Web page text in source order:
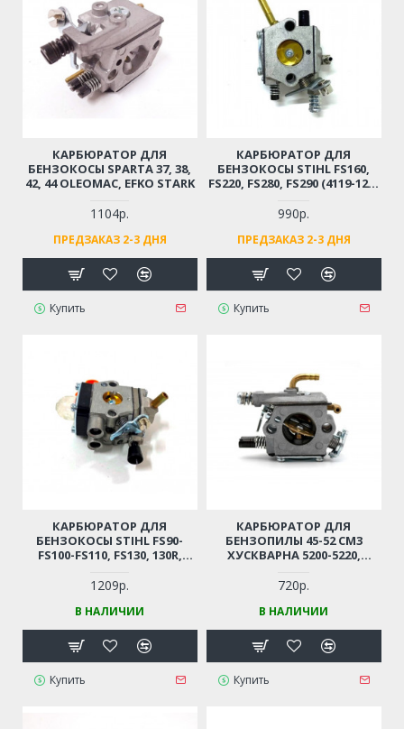
КАРБЮРАТОР ДЛЯ
БЕНЗОКОСЫ SPARTA 37, 38,
42, 44 OLEOMAC, EFKO STARK
1104р.
ПРЕДЗАКАЗ 2-3 ДНЯ
Купить
КАРБЮРАТОР ДЛЯ
БЕНЗОКОСЫ STIHL FS160,
FS220, FS280, FS290 (4119-120-
990р.
ПРЕДЗАКАЗ 2-3 ДНЯ
Купить
КАРБЮРАТОР ДЛЯ
БЕНЗОКОСЫ STIHL FS90-
FS100-FS110, FS130, 130R,
FR130 (4180-120-0610 /
41801200610)
1209р.
В НАЛИЧИИ
Купить
КАРБЮРАТОР ДЛЯ
БЕНЗОПИЛЫ 45-52 СМ3
ХУСКВАРНА 5200-5220,
PATRIOT
720р.
В НАЛИЧИИ
Купить